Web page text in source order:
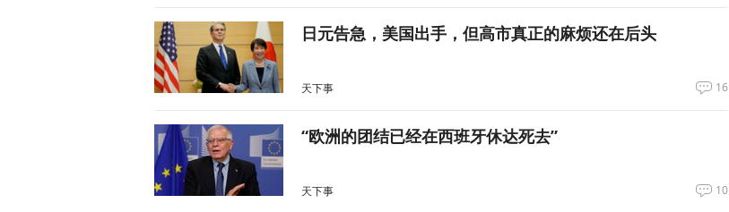
日元告急，美国出手，但高市真正的麻烦还在后头
天下事 16
“欧洲的团结已经在西班牙休达死去”
天下事 10